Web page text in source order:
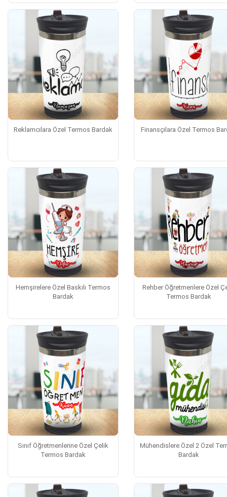
Reklamcılara Özel Termos Bardak Finansçılara Özel Termos
Hemşirelere Özel Baskılı Termos
Bardak
Rehber Öğretmenlere Özel
Termos Bardak
Sınıf Öğretmenlerine Özel Çelik
Termos Bardak
Mühendislere Özel 2 Özel
Bardak